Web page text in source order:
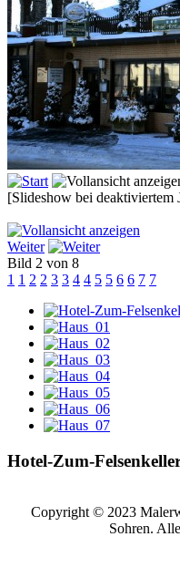
[Slideshow bei deaktiviertem
Weiter
Bild 2 von 8
1 1 2 2 3 3 4 4 5 5 6 6 7 7
Hotel-Zum-
Copyright © 2023
Sohren.